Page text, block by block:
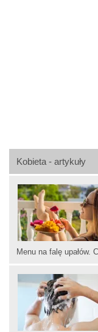
Kobieta - artykuły
Menu na falę upałów.